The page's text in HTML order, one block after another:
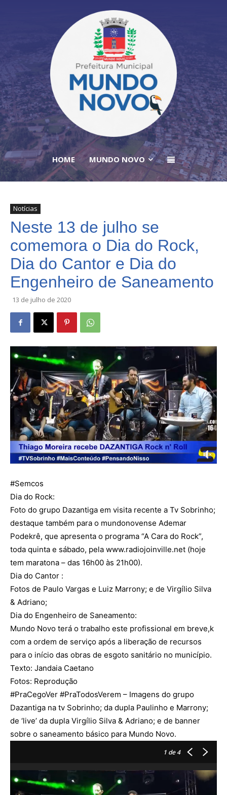
HOME MUNDO NOVO
Notícias
Neste 13 de julho se
comemora o Dia do Rock,
Dia do Cantor e Dia do
Engenheiro de Saneamento
13 de julho de 2020
#Semcos
Dia do Rock:
Foto do grupo Dazantiga em visita recente a Tv Sobrinho;
destaque também para o mundonovense Ademar
Podekrê, que apresenta o programa “A Cara do Rock”,
toda quinta e sábado, pela www.radiojoinville.net (hoje
tem maratona – das 16h00 às 21h00).
Dia do Cantor :
Fotos de Paulo Vargas e Luiz Marrony; e de Virgílio Silva
& Adriano;
Dia do Engenheiro de Saneamento:
Mundo Novo terá o trabalho este profissional em breve,k
com a ordem de serviço após a liberação de recursos
para o início das obras de esgoto sanitário no município.
Texto: Jandaia Caetano
Fotos: Reprodução
#PraCegoVer #PraTodosVerem – Imagens do grupo
Dazantiga na tv Sobrinho; da dupla Paulinho e Marrony;
de ‘live’ da dupla Virgílio Silva & Adriano; e de banner
sobre o saneamento básico para Mundo Novo.
1 de 4